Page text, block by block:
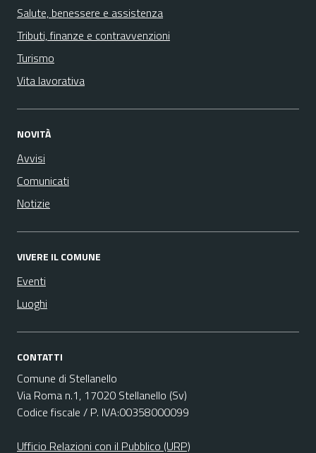
Salute, benessere e assistenza
Tributi, finanze e contravvenzioni
Turismo
Vita lavorativa
NOVITÀ
Avvisi
Comunicati
Notizie
VIVERE IL COMUNE
Eventi
Luoghi
CONTATTI
Comune di Stellanello
Via Roma n.1, 17020 Stellanello (Sv)
Codice fiscale / P. IVA:00358000099
Ufficio Relazioni con il Pubblico (URP)